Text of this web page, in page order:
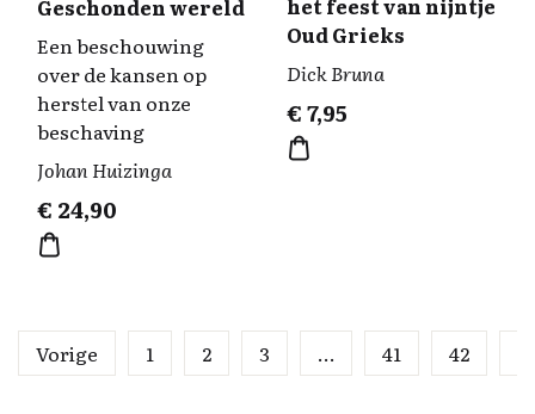
Geschonden wereld
Een beschouwing
over de kansen op
herstel van onze
beschaving
Johan Huizinga
€ 24,90
het feest van nijntje
Oud Grieks
Dick Bruna
€7,95
Vorige 1 2 3 … 41 42